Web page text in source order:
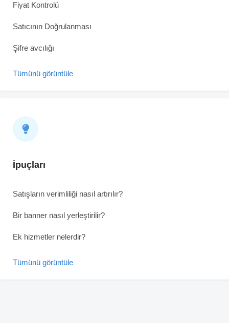
Fiyat Kontrolü
Satıcının Doğrulanması
Şifre avcılığı
Tümünü görüntüle
İpuçları
Satışların verimliliği nasıl artırılır?
Bir banner nasıl yerleştirilir?
Ek hizmetler nelerdir?
Tümünü görüntüle